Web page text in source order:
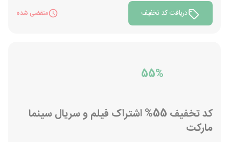
دریافت کد تخفیف
منقضی شده
55%
کد تخفیف 55% اشتراک فیلم و سریال سینما
مارکت